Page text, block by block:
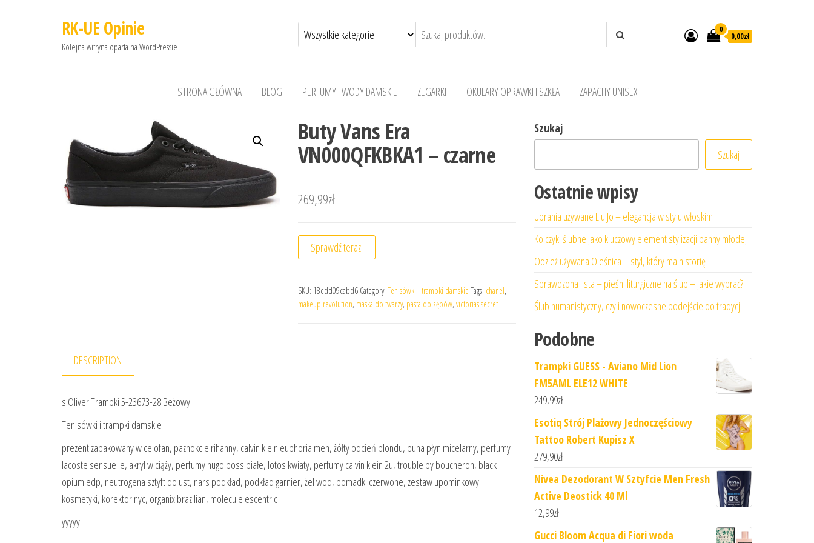
RK-UE Opinie
Kolejna witryna oparta na WordPressie
0
0,00zł
STRONA GŁÓWNA BLOG PERFUMY I WODY DAMSKIE ZEGARKI OKULARY OPRAWKI I SZKŁA ZAPACHY UNISEX
Buty Vans Era
VN000QFKBKA1 – czarne
269,99zł
Sprawdź teraz!
SKU: 18edd09cabd6 Category: Tenisówki i trampki damskie Tags: chanel,
makeup revolution, maska do twarzy, pasta do zębów, victorias secret
DESCRIPTION
s.Oliver Trampki 5-23673-28 Beżowy
Tenisówki i trampki damskie
prezent zapakowany w celofan, paznokcie rihanny, calvin klein euphoria men, żółty odcień blondu, buna płyn micelarny, perfumy
lacoste sensuelle, akryl w ciąży, perfumy hugo boss białe, lotos kwiaty, perfumy calvin klein 2u, trouble by boucheron, black
opium edp, neutrogena sztyft do ust, nars podkład, podkład garnier, żel wod, pomadki czerwone, zestaw upominkowy
kosmetyki, korektor nyc, organix brazilian, molecule escentric
yyyyy
Szukaj
Szukaj
Ostatnie wpisy
Ubrania używane Liu Jo – elegancja w stylu włoskim
Kolczyki ślubne jako kluczowy element stylizacji panny młodej
Odzież używana Oleśnica – styl, który ma historię
Sprawdzona lista – pieśni liturgiczne na ślub – jakie wybrać?
Ślub humanistyczny, czyli nowoczesne podejście do tradycji
Podobne
Trampki GUESS - Aviano Mid Lion
FM5AML ELE12 WHITE
249,99zł
Esotiq Strój Plażowy Jednoczęściowy
Tattoo Robert Kupisz X
279,90zł
Nivea Dezodorant W Sztyfcie Men Fresh
Active Deostick 40 Ml
12,99zł
Gucci Bloom Acqua di Fiori woda